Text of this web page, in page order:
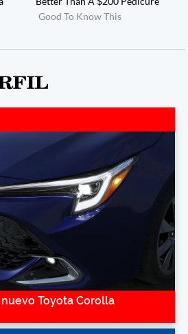
Toyota Corolla